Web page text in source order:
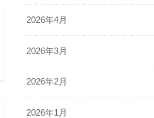
2026年4月
2026年3月
2026年2月
2026年1月